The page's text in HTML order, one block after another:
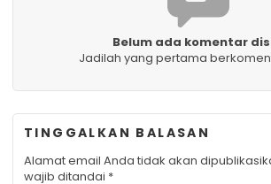
Belum ada komentar
Jadilah yang pertama
TINGGALKAN BALASAN
Alamat email Anda tidak akan
wajib ditandai *